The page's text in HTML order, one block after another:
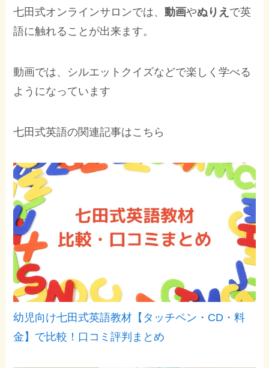
七田式オンラインサロンでは、動画やぬりえ で英
語に触れることが出来ます。
動画では、シルエットクイズなどで楽しく学べる
ようになっています
七田式英語の関連記事はこちら
幼児向け七田式英語教材【タッチペン・CD・料
金】で比較！口コミ評判まとめ